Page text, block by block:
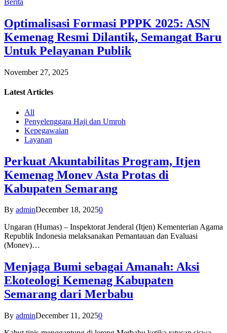
Berita
Optimalisasi Formasi PPPK 2025: ASN
Kemenag Resmi Dilantik, Semangat Baru
Untuk Pelayanan Publik
November 27, 2025
Latest Articles
All
Penyelenggara Haji dan Umroh
Kepegawaian
Layanan
Perkuat Akuntabilitas Program, Itjen
Kemenag Monev Asta Protas di
Kabupaten Semarang
By adminDecember 18, 20250
Ungaran (Humas) – Inspektorat Jenderal (Itjen) Kementerian Agama
Republik Indonesia melaksanakan Pemantauan dan Evaluasi
(Monev)…
Menjaga Bumi sebagai Amanah: Aksi
Ekoteologi Kemenag Kabupaten
Semarang dari Merbabu
By adminDecember 11, 20250